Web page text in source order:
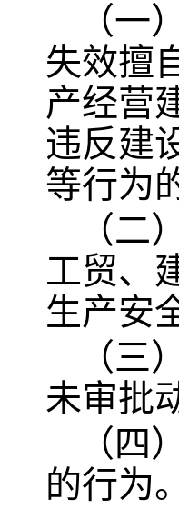
（一
失效擅
产经营
违反建
等行为
（二
工贸、
生产安
（三
未审批
（四
的行为。